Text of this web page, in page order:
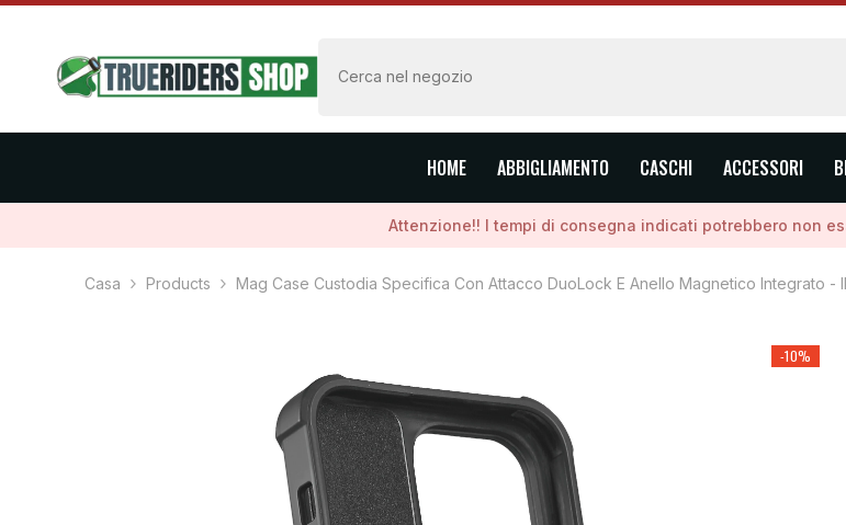
VAI AL CONTENUTO
HOME ABBIGLIAMENTO CASCHI ACCESSORI
Attenzione!! I tempi di consegna indicati potrebbero non
Casa Products Mag Case Custodia Specifica Con Attacco DuoLock E Anello Magnetico Integrato -
-10%